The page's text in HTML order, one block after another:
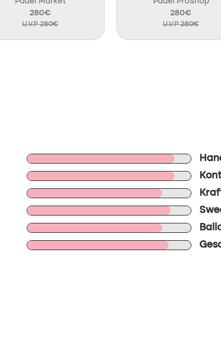
280€
U.V.P 280€
280€
U.V.P 280€